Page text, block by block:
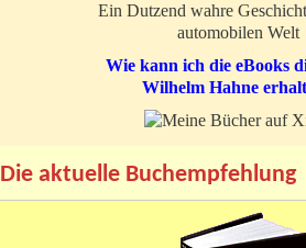
Ein Dutzend wahre
automobilen Welt
Wie kann ich die eBooks
Wilhelm Hahne
Die aktuelle Buchempfehlung